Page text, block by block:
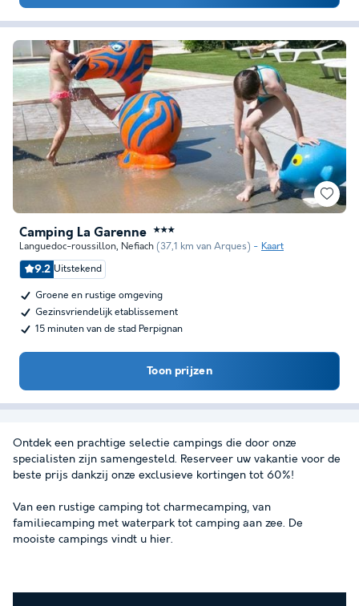
Camping La Garenne ★★★
Languedoc-roussillon, Nefiach (37,1 km van Arques) Kaart
9.2 Uitstekend
Groene en rustige omgeving
Gezinsvriendelijk etablissement
15 minuten van de stad Perpignan
Toon prijzen
Ontdek een prachtige selectie campings die door onze
specialisten zijn samengesteld. Reserveer uw vakantie voor de
beste prijs dankzij onze exclusieve kortingen tot 60%!
Van een rustige camping tot charmecamping, van
familiecamping met waterpark tot camping aan zee. De
mooiste campings vindt u hier.